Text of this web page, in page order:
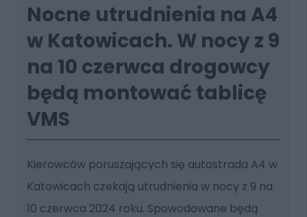
Nocne utrudnienia na A4
w Katowicach. W nocy z 9
na 10 czerwca drogowcy
będą montować tablicę
VMS
Kierowców poruszających się autostrada A4 w
Katowicach czekają utrudnienia w nocy z 9 na
10 czerwca 2024 roku. Spowodowane będą